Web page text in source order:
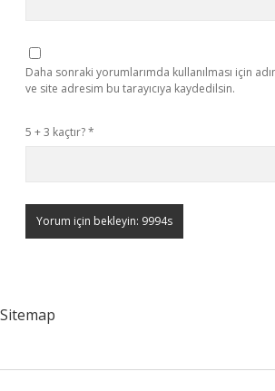
Daha sonraki yorumlarımda kullanılması için
ve site adresim bu tarayıcıya kaydedilsin.
5 + 3 kaçtır?*
Sitemap